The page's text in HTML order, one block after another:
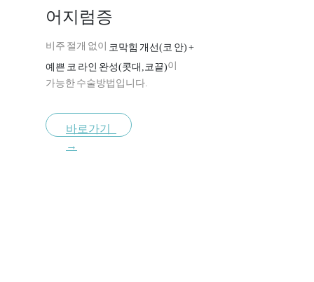
어지럼증
비주 절개 없이 코막힘 개선(코 안) +
예쁜 코 라인 완성(콧대,코끝)이
가능한 수술방법입니다.
바로가기
→